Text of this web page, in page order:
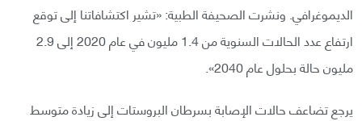
الديموغرافي. ونشرت الصحيفة الطبية: «تشير اكتشافاتنا إلى توقع
ارتفاع عدد الحالات السنوية من 1.4 مليون في عام 2020 إلى 2.9
مليون حالة بحلول عام 2040».
يرجع تضاعف حالات الإصابة بسرطان البروستات إلى زيادة متوسط